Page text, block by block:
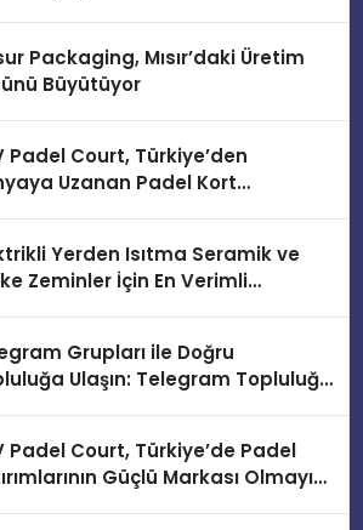
Packaging, Mısır’daki Üretim
Büyütüyor
Padel Court, Türkiye’den
Uzanan Padel Kort
Yerden Isıtma Seramik ve
Zeminler İçin En Verimli
Grupları ile Doğru
Ulaşın: Telegram Topluluğu
Padel Court, Türkiye’de Padel
Güçlü Markası Olmayı